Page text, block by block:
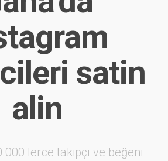
satin
alin
lerce takipçi ve beğeni